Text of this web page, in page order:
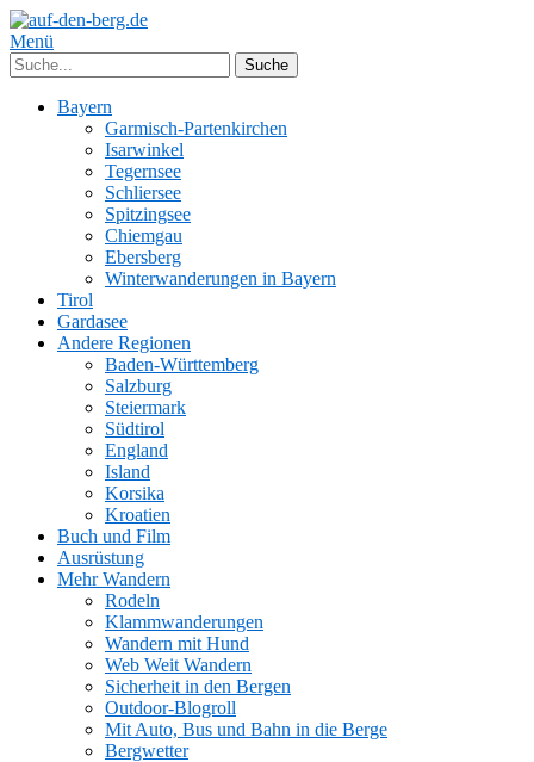
Menü
Bayern
Garmisch-Partenkirchen
Isarwinkel
Tegernsee
Schliersee
Spitzingsee
Chiemgau
Ebersberg
Winterwanderungen in Bayern
Tirol
Gardasee
Andere Regionen
Baden-Württemberg
Salzburg
Steiermark
Südtirol
England
Island
Korsika
Kroatien
Buch und Film
Ausrüstung
Mehr Wandern
Rodeln
Klammwanderungen
Wandern mit Hund
Web Weit Wandern
Sicherheit in den Bergen
Outdoor-Blogroll
Mit Auto, Bus und Bahn in die Berge
Bergwetter